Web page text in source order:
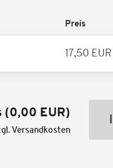
Preis
17,50 EUR
(0,00 EUR)
Versandkosten